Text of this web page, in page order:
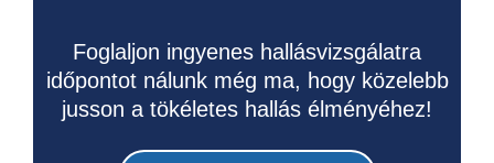
Foglaljon ingyenes hallásvizsgálatra
időpontot nálunk még ma, hogy közelebb
jusson a tökéletes hallás élményéhez!